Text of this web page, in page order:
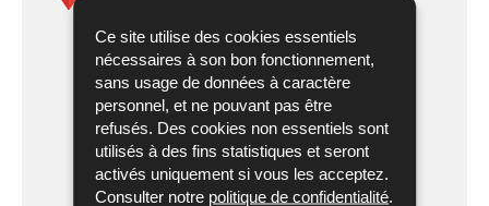
Ce site utilise des cookies essentiels
nécessaires à son bon fonctionnement,
sans usage de données à caractère
personnel, et ne pouvant pas être
refusés. Des cookies non essentiels sont
utilisés à des fins statistiques et seront
activés uniquement si vous les acceptez.
Consulter notre politique de confidentialité
14, Porte de France
4360 Esch-Belval
Luxembourg
Tél. : (+352) 247 - 95242